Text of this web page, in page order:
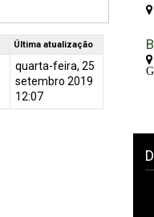
Última atualização
quarta-feira, 25
setembro 2019
12:07